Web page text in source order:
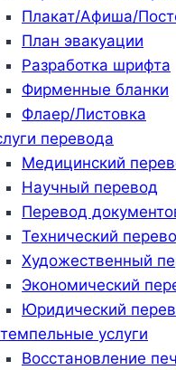
Плакат/Афиша/
План эвакуации
Разработка шрифта
Фирменные бланки
Флаер/Листовка
перевода
Медицинский
Научный перевод
Перевод
Технический
Художественный
Экономический
Юридический
услуги
Восстановление